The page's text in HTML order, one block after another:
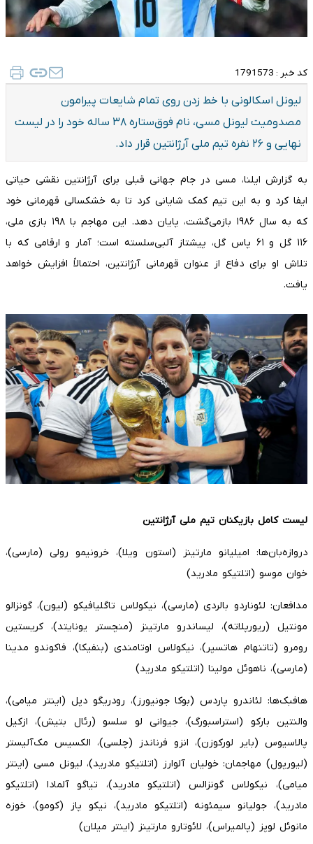
کد خبر : 1791573
لیونل اسکالونی با خط زدن روی تمام شایعات پیرامون
مصدومیت لیونل مسی، نام فوق‌ستاره ۳۸ ساله خود را در لیست
نهایی و ۲۶ نفره تیم ملی آرژانتین قرار داد.
به گزارش ایلنا، مسی در جام جهانی قبلی برای آرژانتین نقشی حیاتی
ایفا کرد و به این تیم کمک شایانی کرد تا به خشکسالی قهرمانی خود
که به سال ۱۹۸۶ بازمی‌گشت، پایان دهد. این مهاجم با ۱۹۸ بازی ملی،
۱۱۶ گل و ۶۱ پاس گل، پیشتاز آلبی‌سلسته است؛ آمار و ارقامی که با
تلاش او برای دفاع از عنوان قهرمانی آرژانتین، احتمالاً افزایش خواهد
یافت.
لیست کامل بازیکنان تیم ملی آرژانتین
دروازه‌بان‌ها: امیلیانو مارتینز (استون ویلا)، خرونیمو رولی (مارسی)،
خوان موسو (اتلتیکو مادرید)
مدافعان: لئوناردو بالردی (مارسی)، نیکولاس تاگلیافیکو (لیون)، گونزالو
مونتیل (ریورپلاته)، لیساندرو مارتینز (منچستر یونایتد)، کریستین
رومرو (تاتنهام هاتسپر)، نیکولاس اوتامندی (بنفیکا)، فاکوندو مدینا
(مارسی)، ناهوئل مولینا (اتلتیکو مادرید)
هافبک‌ها: لئاندرو پاردس (بوکا جونیورز)، رودریگو دپل (اینتر میامی)،
والنتین بارکو (استراسبورگ)، جیوانی لو سلسو (رئال بتیش)، ازکیل
پالاسیوس (بایر لورکوزن)، انزو فرناندز (چلسی)، الکسیس مک‌آلیستر
(لیورپول) مهاجمان: خولیان آلوارز (اتلتیکو مادرید)، لیونل مسی (اینتر
میامی)، نیکولاس گونزالس (اتلتیکو مادرید)، تیاگو آلمادا (اتلتیکو
مادرید)، جولیانو سیمئونه (اتلتیکو مادرید)، نیکو پاز (کومو)، خوزه
مانوئل لوپز (پالمیراس)، لائوتارو مارتینز (اینتر میلان)